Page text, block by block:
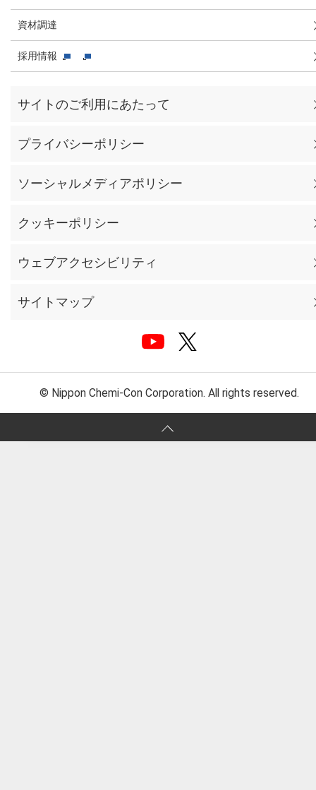
資材調達
採用情報
サイトのご利用にあたって
プライバシーポリシー
ソーシャルメディアポリシー
クッキーポリシー
ウェブアクセシビリティ
サイトマップ
© Nippon Chemi-Con Corporation. All rights reserved.